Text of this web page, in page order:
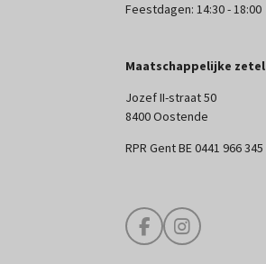
Feestdagen: 14:30 - 18:00
Maatschappelijke zetel
Jozef II-straat 50
8400 Oostende
RPR Gent BE 0441 966 345
F
a
I
n